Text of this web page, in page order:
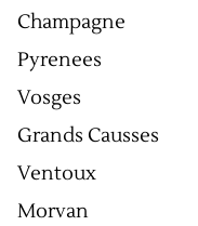
Champagne
Pyrenees
Vosges
Grands Causses
Ventoux
Morvan